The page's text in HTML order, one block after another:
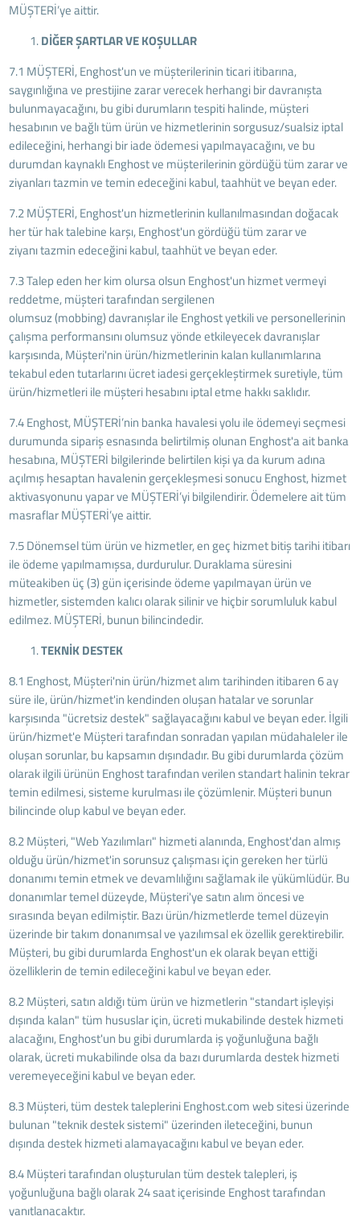
MÜŞTERİ’ye aittir.
DİĞER ŞARTLAR VE KOŞULLAR
7.1 MÜŞTERİ, Enghost'un ve müşterilerinin ticari itibarına,
saygınlığına ve prestijine zarar verecek herhangi bir davranışta
bulunmayacağını, bu gibi durumların tespiti halinde, müşteri
hesabının ve bağlı tüm ürün ve hizmetlerinin sorgusuz/sualsiz iptal
edileceğini, herhangi bir iade ödemesi yapılmayacağını, ve bu
durumdan kaynaklı Enghost ve müşterilerinin gördüğü tüm zarar ve
ziyanları tazmin ve temin edeceğini kabul, taahhüt ve beyan eder.
7.2 MÜŞTERİ, Enghost'un hizmetlerinin kullanılmasından doğacak
her tür hak talebine karşı, Enghost'un gördüğü tüm zarar ve
ziyanı tazmin edeceğini kabul, taahhüt ve beyan eder.
7.3 Talep eden her kim olursa olsun Enghost'un hizmet vermeyi
reddetme, müşteri tarafından sergilenen
olumsuz (mobbing) davranışlar ile Enghost yetkili ve personellerinin
çalışma performansını olumsuz yönde etkileyecek davranışlar
karşısında, Müşteri'nin ürün/hizmetlerinin kalan kullanımlarına
tekabul eden tutarlarını ücret iadesi gerçekleştirmek suretiyle, tüm
ürün/hizmetleri ile müşteri hesabını iptal etme hakkı saklıdır.
7.4 Enghost, MÜŞTERİ’nin banka havalesi yolu ile ödemeyi seçmesi
durumunda sipariş esnasında belirtilmiş olunan Enghost'a ait banka
hesabına, MÜŞTERİ bilgilerinde belirtilen kişi ya da kurum adına
açılmış hesaptan havalenin gerçekleşmesi sonucu Enghost, hizmet
aktivasyonunu yapar ve MÜŞTERİ’yi bilgilendirir. Ödemelere ait tüm
masraflar MÜŞTERİ’ye aittir.
7.5 Dönemsel tüm ürün ve hizmetler, en geç hizmet bitiş tarihi itibarı
ile ödeme yapılmamışsa, durdurulur. Duraklama süresini
müteakiben üç (3) gün içerisinde ödeme yapılmayan ürün ve
hizmetler, sistemden kalıcı olarak silinir ve hiçbir sorumluluk kabul
edilmez. MÜŞTERİ, bunun bilincindedir.
TEKNİK DESTEK
8.1 Enghost, Müşteri'nin ürün/hizmet alım tarihinden itibaren 6 ay
süre ile, ürün/hizmet'in kendinden oluşan hatalar ve sorunlar
karşısında "ücretsiz destek" sağlayacağını kabul ve beyan eder. İlgili
ürün/hizmet'e Müşteri tarafından sonradan yapılan müdahaleler ile
oluşan sorunlar, bu kapsamın dışındadır. Bu gibi durumlarda çözüm
olarak ilgili ürünün Enghost tarafından verilen standart halinin tekrar
temin edilmesi, sisteme kurulması ile çözümlenir. Müşteri bunun
bilincinde olup kabul ve beyan eder.
8.2 Müşteri, "Web Yazılımları" hizmeti alanında, Enghost'dan almış
olduğu ürün/hizmet'in sorunsuz çalışması için gereken her türlü
donanımı temin etmek ve devamlılığını sağlamak ile yükümlüdür. Bu
donanımlar temel düzeyde, Müşteri'ye satın alım öncesi ve
sırasında beyan edilmiştir. Bazı ürün/hizmetlerde temel düzeyin
üzerinde bir takım donanımsal ve yazılımsal ek özellik gerektirebilir.
Müşteri, bu gibi durumlarda Enghost'un ek olarak beyan ettiği
özelliklerin de temin edileceğini kabul ve beyan eder.
8.2 Müşteri, satın aldığı tüm ürün ve hizmetlerin "standart işleyişi
dışında kalan" tüm hususlar için, ücreti mukabilinde destek hizmeti
alacağını, Enghost'un bu gibi durumlarda iş yoğunluğuna bağlı
olarak, ücreti mukabilinde olsa da bazı durumlarda destek hizmeti
veremeyeceğini kabul ve beyan eder.
8.3 Müşteri, tüm destek taleplerini Enghost.com web sitesi üzerinde
bulunan "teknik destek sistemi" üzerinden ileteceğini, bunun
dışında destek hizmeti alamayacağını kabul ve beyan eder.
8.4 Müşteri tarafından oluşturulan tüm destek talepleri, iş
yoğunluğuna bağlı olarak 24 saat içerisinde Enghost tarafından
yanıtlanacaktır.